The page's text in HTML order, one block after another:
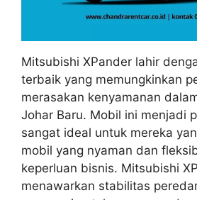
Mitsubishi XPander lahir
terbaik yang memungkinkan
merasakan kenyamanan
Johar Baru. Mobil ini menjadi
sangat ideal untuk mereka
mobil yang nyaman dan
keperluan bisnis. Mitsubishi
menawarkan stabilitas